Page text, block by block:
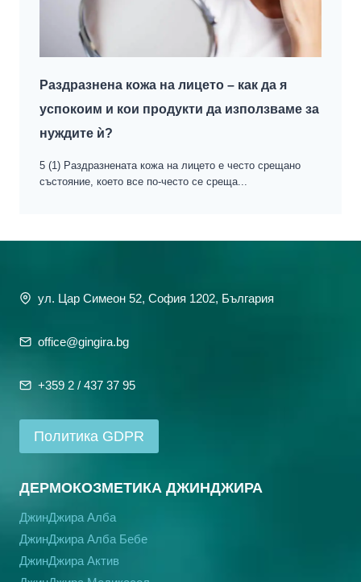
Раздразнена кожа на лицето – как да я
успокоим и кои продукти да използваме за
нуждите ѝ?
5 (1) Раздразнената кожа на лицето е често срещано
състояние, което все по-често се среща...
ул. Цар Симеон 52, София 1202, България
office@gingira.bg
+359 2 / 437 37 95
Политика GDPR
ДЕРМОКОЗМЕТИКА ДЖИНДЖИРА
ДжинДжира Алба
ДжинДжира Алба Бебе
ДжинДжира Актив